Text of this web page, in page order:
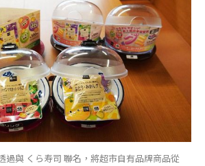
過與 くら寿司 聯名，將超市自有品牌商品從